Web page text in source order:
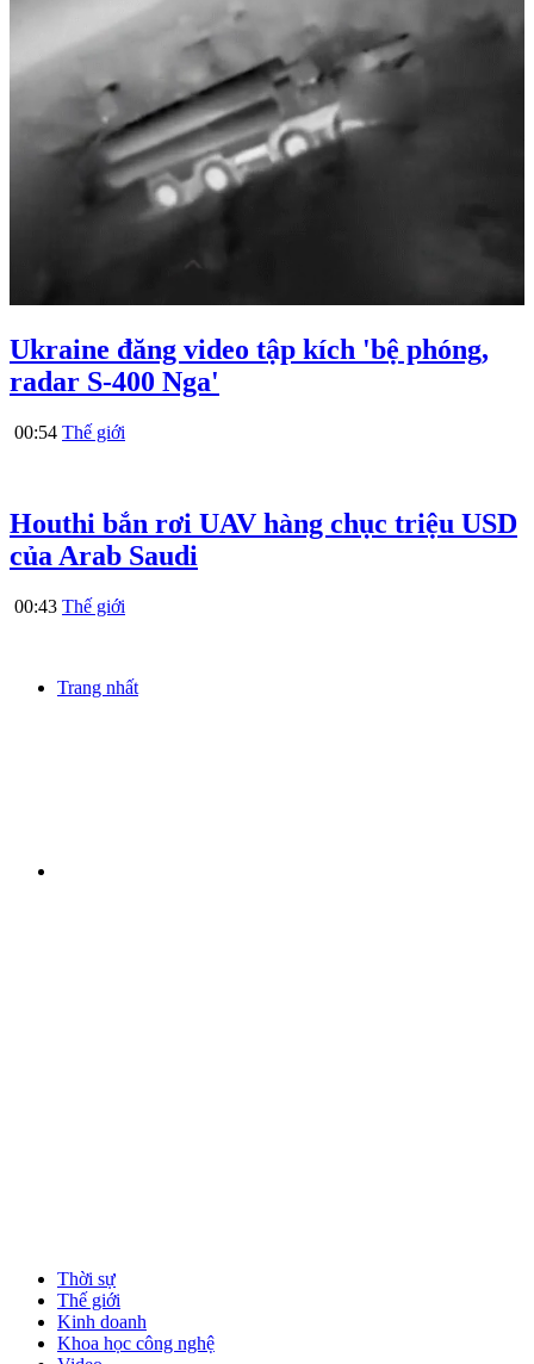
Ukraine đăng video tập kích 'bệ phóng,
radar S-400 Nga'
00:54 Thế giới
Houthi bắn rơi UAV hàng chục triệu USD
của Arab Saudi
00:43 Thế giới
Trang nhất
Thời sự
Thế giới
Kinh doanh
Khoa học công nghệ